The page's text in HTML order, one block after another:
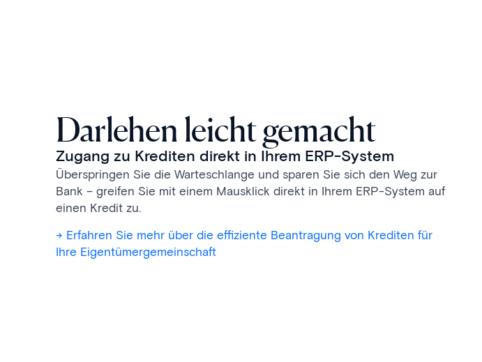
Darlehen leicht gemacht
Zugang zu Krediten direkt in Ihrem ERP-System
Überspringen Sie die Warteschlange und sparen Sie sich den Weg zur
Bank – greifen Sie mit einem Mausklick direkt in Ihrem ERP-System auf
einen Kredit zu.
-> Erfahren Sie mehr über die effiziente Beantragung von Krediten für
Ihre Eigentümergemeinschaft